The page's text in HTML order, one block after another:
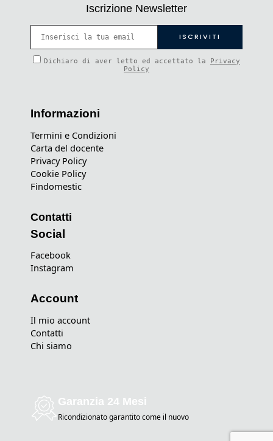
Iscrizione Newsletter
Dichiaro di aver letto ed accettato la
Privacy
Policy
Informazioni
Termini e Condizioni
Carta del docente
Privacy Policy
Cookie Policy
Findomestic
Contatti
Social
Facebook
Instagram
Account
Il mio account
Contatti
Chi siamo
Garanzia 24 Mesi
Ricondizionato garantito come il nuovo